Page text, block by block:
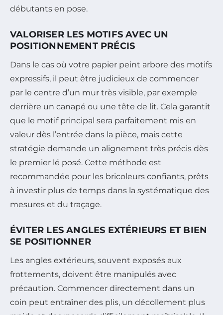
débutants en pose.
VALORISER LES MOTIFS AVEC UN
POSITIONNEMENT PRÉCIS
Dans le cas où votre papier peint arbore des motifs
expressifs, il peut être judicieux de commencer
par le centre d’un mur très visible, par exemple
derrière un canapé ou une tête de lit. Cela garantit
que le motif principal sera parfaitement mis en
valeur dès l’entrée dans la pièce, mais cette
stratégie demande un alignement très précis dès
le premier lé posé. Cette méthode est
recommandée pour les bricoleurs confiants, prêts
à investir plus de temps dans la systématique des
mesures et du traçage.
ÉVITER LES ANGLES EXTÉRIEURS ET BIEN
SE POSITIONNER
Les angles extérieurs, souvent exposés aux
frottements, doivent être manipulés avec
précaution. Commencer directement dans un
coin peut entraîner des plis, un décollement plus